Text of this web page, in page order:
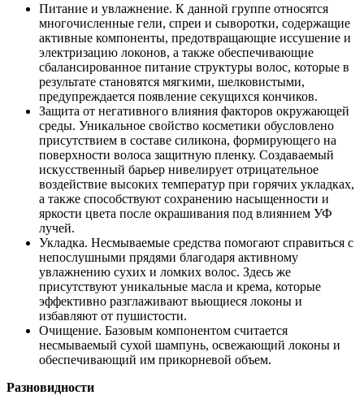
Питание и увлажнение. К данной группе относятся
многочисленные гели, спреи и сыворотки, содержащие
активные компоненты, предотвращающие иссушение и
электризацию локонов, а также обеспечивающие
сбалансированное питание структуры волос, которые в
результате становятся мягкими, шелковистыми,
предупреждается появление секущихся кончиков.
Защита от негативного влияния факторов окружающей
среды. Уникальное свойство косметики обусловлено
присутствием в составе силикона, формирующего на
поверхности волоса защитную пленку. Создаваемый
искусственный барьер нивелирует отрицательное
воздействие высоких температур при горячих укладках,
а также способствуют сохранению насыщенности и
яркости цвета после окрашивания под влиянием УФ
лучей.
Укладка. Несмываемые средства помогают справиться с
непослушными прядями благодаря активному
увлажнению сухих и ломких волос. Здесь же
присутствуют уникальные масла и крема, которые
эффективно разглаживают вьющиеся локоны и
избавляют от пушистости.
Очищение. Базовым компонентом считается
несмываемый сухой шампунь, освежающий локоны и
обеспечивающий им прикорневой объем.
Разновидности